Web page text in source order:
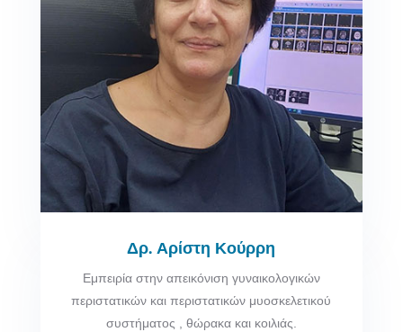
Δρ. Αρίστη Κούρρη
Εμπειρία στην απεικόνιση γυναικολογικών
περιστατικών και περιστατικών μυοσκελετικού
συστήματος , θώρακα και κοιλιάς.